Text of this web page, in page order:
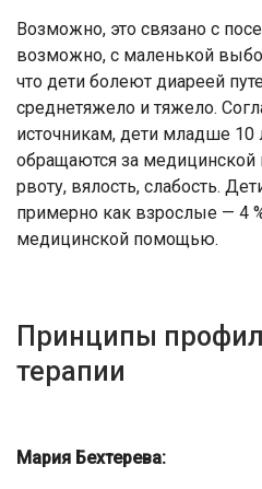
Возможно, это связано с
возможно, с маленькой
что дети болеют диареей
среднетяжело и тяжело.
источникам, дети младше 10
обращаются за
рвоту, вялость, слабость.
примерно как взрослые — 4
медицинской помощью.
Принципы
терапии
Мария Бехтерева: